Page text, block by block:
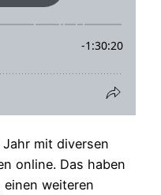
mit diversen
online. Das haben
weiteren